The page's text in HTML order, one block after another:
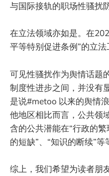
与国际接轨的职场性骚扰
在立法领域亦如是。在
平等特别促进条例”的立法
可见性骚扰作为舆情话题
制度性进步之间，并没有
是说#metoo 以来的舆情
他地区相比而言，公共领
含的公共潜能在“行政的繁
的短缺”、“知识的断续”等
综上，我们希望为读者朋